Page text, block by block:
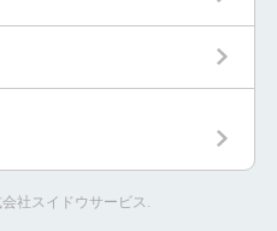
社スイドウサービス.